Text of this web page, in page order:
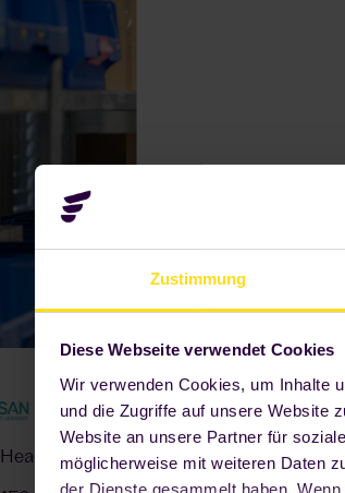
Zustimmung
Diese Webseite verwendet Cookies
Wir verwenden Cookies, um Inhalte
und die Zugriffe auf unsere Website
Website an unsere Partner für
möglicherweise mit weiteren Daten
der Dienste gesammelt haben.
Headquarters Cologne